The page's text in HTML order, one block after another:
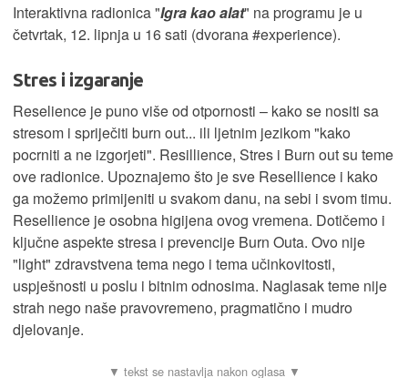
Interaktivna radionica "Igra kao alat" na programu je u
četvrtak, 12. lipnja u 16 sati (dvorana #experience).
Stres i izgaranje
Reselience je puno više od otpornosti – kako se nositi sa
stresom i spriječiti burn out... ili ljetnim jezikom "kako
pocrniti a ne izgorjeti". Resillience, Stres i Burn out su teme
ove radionice. Upoznajemo što je sve Resellience i kako
ga možemo primijeniti u svakom danu, na sebi i svom timu.
Resellience je osobna higijena ovog vremena. Dotičemo i
ključne aspekte stresa i prevencije Burn Outa. Ovo nije
"light" zdravstvena tema nego i tema učinkovitosti,
uspješnosti u poslu i bitnim odnosima. Naglasak teme nije
strah nego naše pravovremeno, pragmatično i mudro
djelovanje.